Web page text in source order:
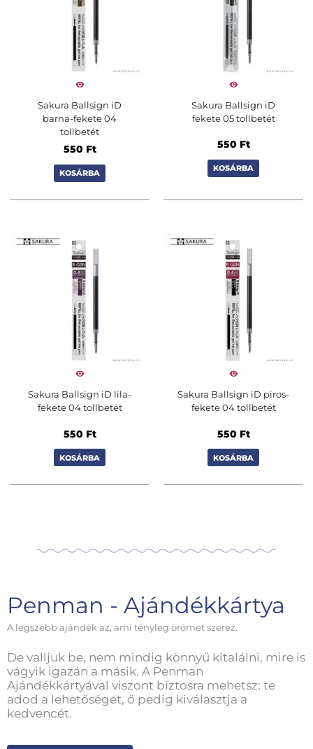
Sakura Ballsign iD
barna-fekete 04
tollbetét
550 Ft
KOSÁRBA
Sakura Ballsign iD
fekete 05 tollbetét
550 Ft
KOSÁRBA
Sakura Ballsign iD lila-
fekete 04 tollbetét
550 Ft
KOSÁRBA
Sakura Ballsign iD piros-
fekete 04 tollbetét
550 Ft
KOSÁRBA
Penman - Ajándékkártya
A legszebb ajándék az, ami tényleg örömet szerez.
De valljuk be, nem mindig könnyű kitalálni, mire is
vágyik igazán a másik. A Penman
Ajándékkártyával viszont biztosra mehetsz: te
adod a lehetőséget, ő pedig kiválasztja a
kedvencét.